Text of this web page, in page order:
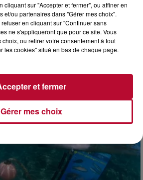
À VILLEVEYRAC
cliquant sur "Accepter et fermer", ou affiner en
et/ou partenaires dans "Gérer mes choix".
en cliquant sur "Continuer sans
ne s'appliqueront que pour ce site. Vous
ou retirer votre consentement à tout
les cookies" situé en bas de chaque page.
Gérer mes choix
et fermer